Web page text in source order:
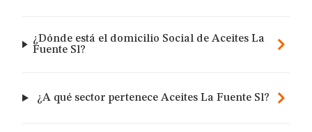
¿Dónde está el domicilio Social de Aceites La
Fuente Sl?
¿A qué sector pertenece Aceites La Fuente Sl?